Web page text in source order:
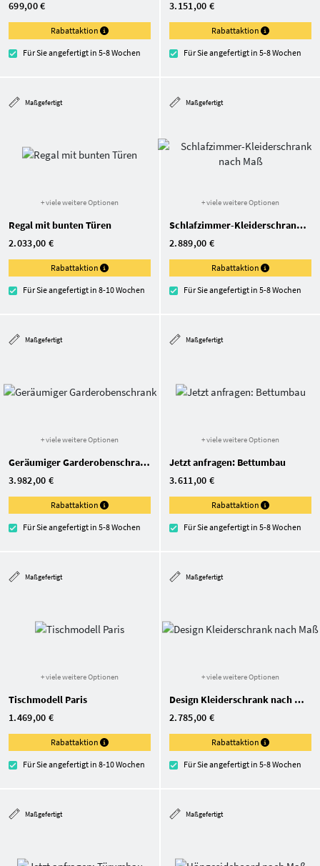
699,00 €
Rabattaktion
Für Sie angefertigt in 5-8 Wochen
3.151,00 €
Rabattaktion
Für Sie angefertigt in 5-8 Wochen
Maßgefertigt
+ viele weitere Optionen
Regal mit bunten Türen
2.033,00 €
Rabattaktion
Für Sie angefertigt in 8-10 Wochen
Maßgefertigt
+ viele weitere Optionen
Schlafzimmer-Kleiderschrank nach Maß
2.889,00 €
Rabattaktion
Für Sie angefertigt in 5-8 Wochen
Maßgefertigt
+ viele weitere Optionen
Geräumiger Garderoben­schrank
3.982,00 €
Rabattaktion
Für Sie angefertigt in 5-8 Wochen
Maßgefertigt
+ viele weitere Optionen
Jetzt anfragen: Bettumbau
3.611,00 €
Rabattaktion
Für Sie angefertigt in 5-8 Wochen
Maßgefertigt
+ viele weitere Optionen
Tischmodell Paris
1.469,00 €
Rabattaktion
Für Sie angefertigt in 8-10 Wochen
Maßgefertigt
+ viele weitere Optionen
Design Kleiderschrank nach Maß
2.785,00 €
Rabattaktion
Für Sie angefertigt in 5-8 Wochen
Maßgefertigt Maßgefertigt